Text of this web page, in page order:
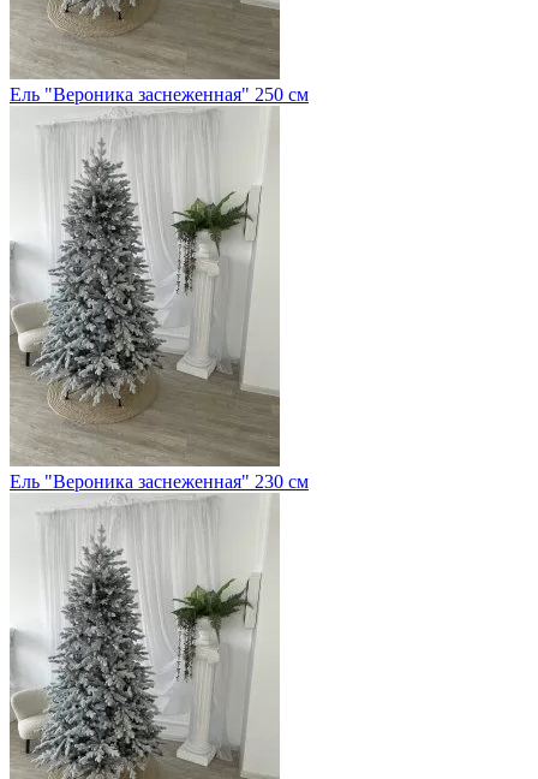
Ель "Вероника заснеженная" 250 см
Ель "Вероника заснеженная" 230 см